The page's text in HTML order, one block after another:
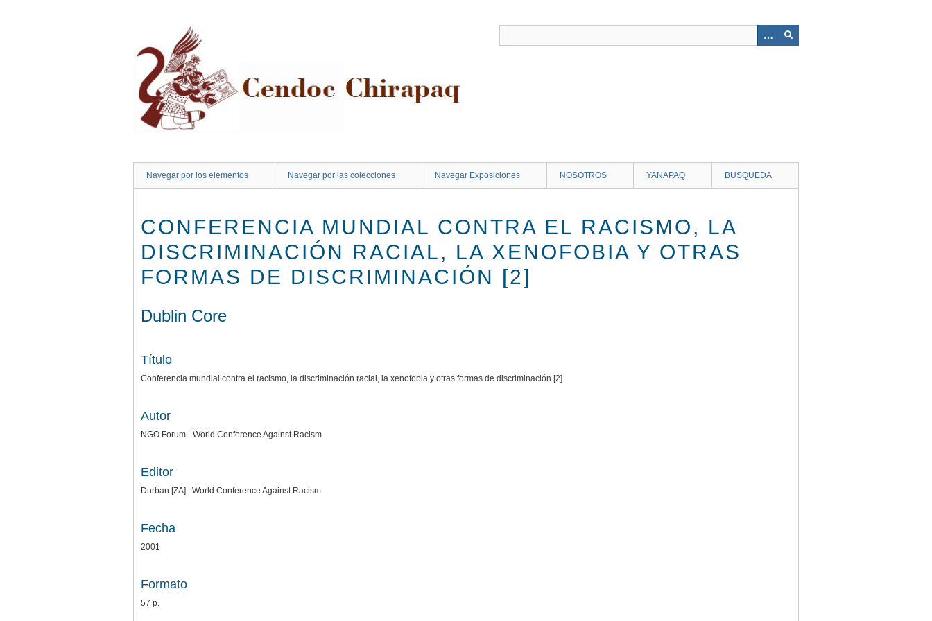
Navegar por los elementos Navegar por las colecciones Navegar Exposiciones NOSOTROS YANAPAQ BUSQUEDA
CONFERENCIA MUNDIAL CONTRA EL RACISMO, LA
DISCRIMINACIÓN RACIAL, LA XENOFOBIA Y OTRAS
FORMAS DE DISCRIMINACIÓN [2]
Dublin Core
Título
Conferencia mundial contra el racismo, la discriminación racial, la xenofobia y otras formas de discriminación [2]
Autor
NGO Forum - World Conference Against Racism
Editor
Durban [ZA] : World Conference Against Racism
Fecha
2001
Formato
57 p.